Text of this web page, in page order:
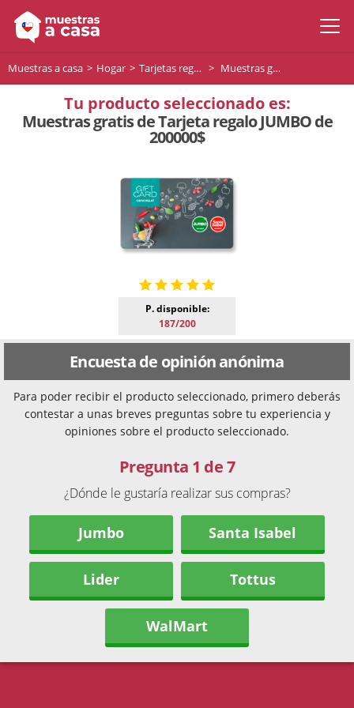
Muestras a casa Hogar Tarjetas regalo Muestras gratis de Tarjeta regalo JUMBO de 200000$
Tu producto seleccionado es:
Muestras gratis de Tarjeta regalo JUMBO de
200000$
P. disponible:
187/200
Encuesta de opinión anónima
Para poder recibir el producto seleccionado, primero deberás
contestar a unas breves preguntas sobre tu experiencia y
opiniones sobre el producto seleccionado.
Pregunta 1 de 7
¿Dónde le gustaría realizar sus compras?
Jumbo Santa Isabel
Lider Tottus
WalMart